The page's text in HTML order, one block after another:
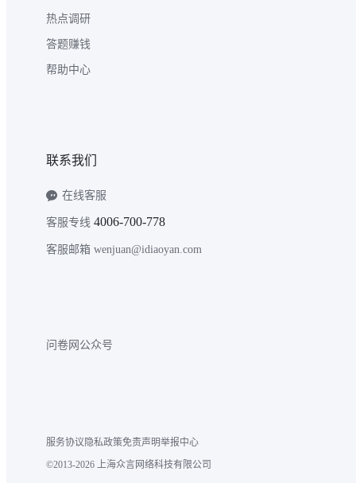
热点调研
答题赚钱
帮助中心
联系我们
在线客服
客服专线 4006-700-778
客服邮箱 wenjuan@idiaoyan.com
问卷网公众号
服务协议 隐私政策免责声明举报中心
©2013-2026 上海众言网络科技有限公司